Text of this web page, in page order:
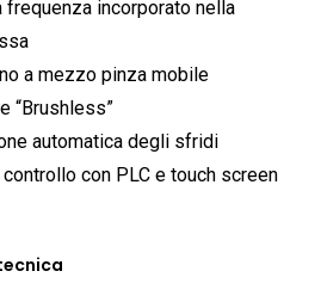
frequenza incorporato nella
a mezzo pinza mobile
“Brushless”
automatica degli sfridi
con PLC e touch screen